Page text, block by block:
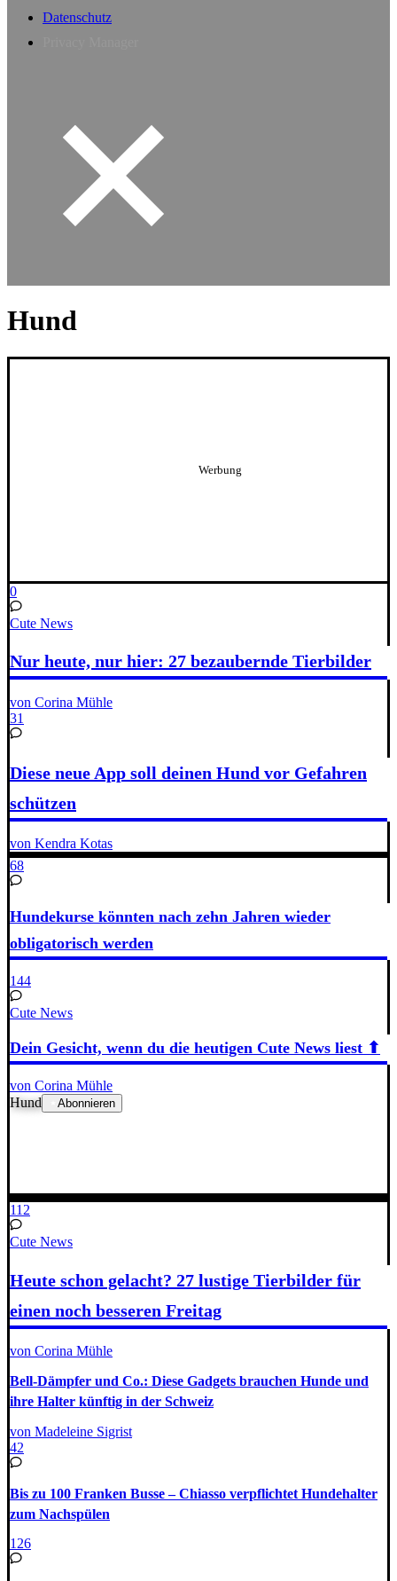
Datenschutz
Hund
0
Cute News
Nur heute, nur hier: 27 bezaubernde Tierbilder
von Corina Mühle
31
Diese neue App soll deinen Hund vor Gefahren
schützen
von Kendra Kotas
68
Hundekurse könnten nach zehn Jahren wieder
obligatorisch werden
144
Cute News
Dein Gesicht, wenn du die heutigen Cute News liest ⬆
von Corina Mühle
Hund
Abonnieren
112
Cute News
Heute schon gelacht? 27 lustige Tierbilder für
einen noch besseren Freitag
von Corina Mühle
Bell-Dämpfer und Co.: Diese Gadgets brauchen Hunde und
ihre Halter künftig in der Schweiz
von Madeleine Sigrist
42
Bis zu 100 Franken Busse – Chiasso verpflichtet Hundehalter
zum Nachspülen
126